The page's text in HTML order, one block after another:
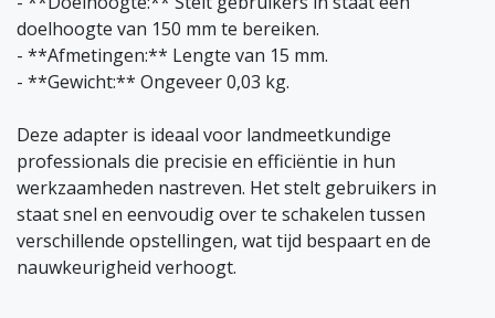
doelhoogte van 150 mm te bereiken.
- **Afmetingen:** Lengte van 15 mm.
- **Gewicht:** Ongeveer 0,03 kg.
Deze adapter is ideaal voor landmeetkundige
professionals die precisie en efficiëntie in hun
werkzaamheden nastreven. Het stelt gebruikers in
staat snel en eenvoudig over te schakelen tussen
verschillende opstellingen, wat tijd bespaart en de
nauwkeurigheid verhoogt.